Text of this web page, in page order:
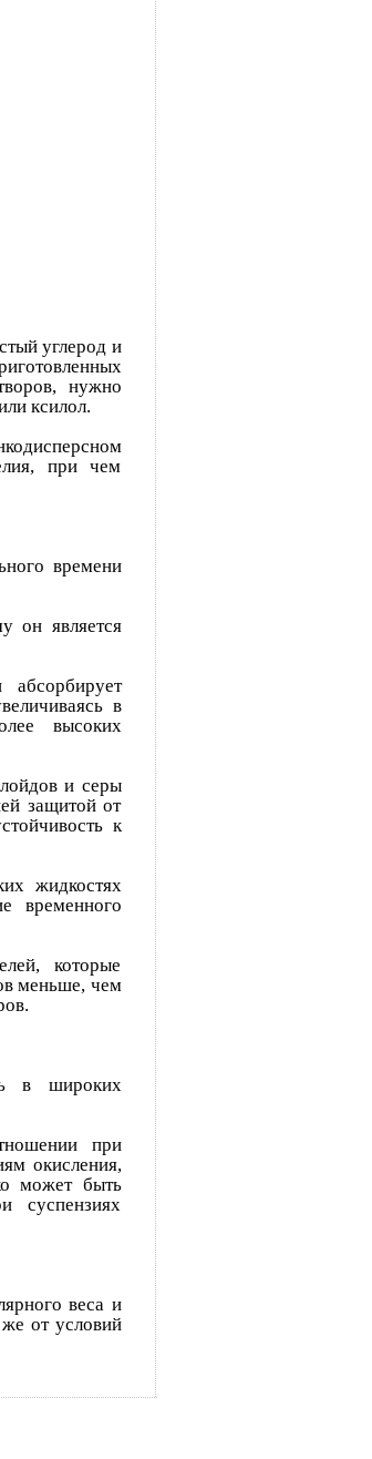
углерод и
нужно
ксилол.
при чем
времени
он является
в
высоких
и серы
защитой от
к
жидкостях
временного
которые
меньше, чем
в широких
при
окисления,
может быть
суспензиях
веса и
от условий